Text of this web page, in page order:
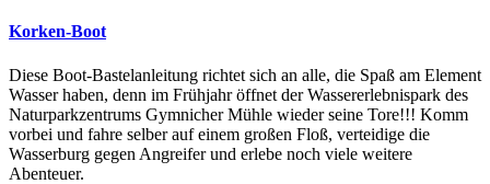
Korken-Boot
Diese Boot-Bastelanleitung richtet sich an alle, die Spaß am Element
Wasser haben, denn im Frühjahr öffnet der Wassererlebnispark des
Naturparkzentrums Gymnicher Mühle wieder seine Tore!!! Komm
vorbei und fahre selber auf einem großen Floß, verteidige die
Wasserburg gegen Angreifer und erlebe noch viele weitere
Abenteuer.